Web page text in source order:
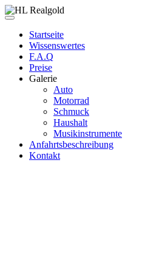
Startseite
Wissenswertes
F.A.Q
Preise
Galerie
Auto
Motorrad
Schmuck
Haushalt
Musikinstrumente
Anfahrtsbeschreibung
Kontakt